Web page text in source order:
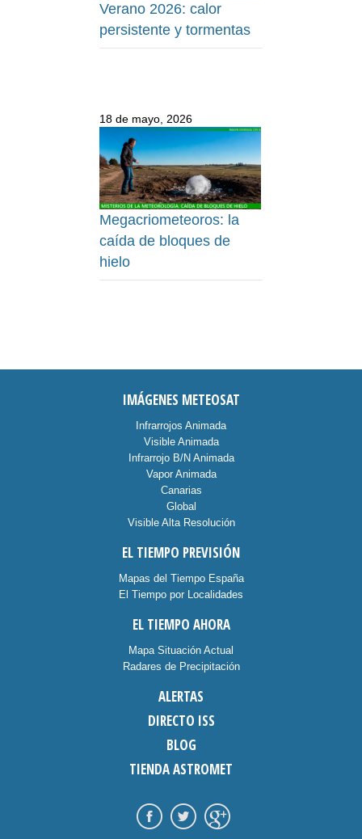
Verano 2026: calor
persistente y tormentas
18 de mayo, 2026
Megacriometeoros: la
caída de bloques de
hielo
IMÁGENES METEOSAT
Infrarrojos Animada
Visible Animada
Infrarrojo B/N Animada
Vapor Animada
Canarias
Global
Visible Alta Resolución
EL TIEMPO PREVISIÓN
Mapas del Tiempo España
El Tiempo por Localidades
EL TIEMPO AHORA
Mapa Situación Actual
Radares de Precipitación
ALERTAS
DIRECTO ISS
BLOG
TIENDA ASTROMET